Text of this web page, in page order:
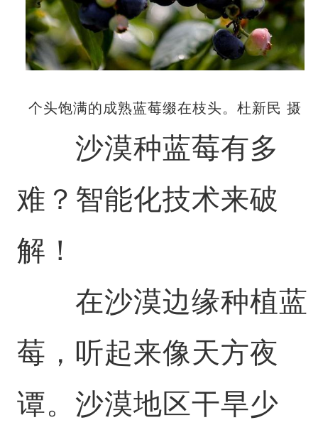
个头饱满的成熟蓝莓缀在枝头。杜新民 摄
沙漠种蓝莓有多
难？智能化技术来破
解！
在沙漠边缘种植蓝
莓，听起来像天方夜
谭。沙漠地区干旱少